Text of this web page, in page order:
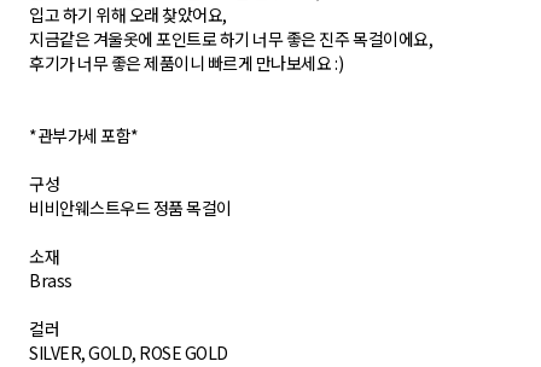
입고 하기 위해 오래 찾았어요,
지금같은 겨울옷에 포인트로 하기 너무 좋은 진주 목걸이에요,
후기가 너무 좋은 제품이니 빠르게 만나보세요 :)
*관부가세 포함*
구성
비비안웨스트우드 정품 목걸이
소재
Brass
컬러
SILVER, GOLD, ROSE GOLD